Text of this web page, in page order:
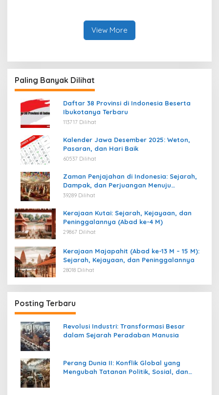
View More
Paling Banyak Dilihat
Daftar 38 Provinsi di Indonesia Beserta
Ibukotanya Terbaru
113717 Dilihat
Kalender Jawa Desember 2025: Weton,
Pasaran, dan Hari Baik
60537 Dilihat
Zaman Penjajahan di Indonesia: Sejarah,
Dampak, dan Perjuangan Menuju
Kemerdekaan
39289 Dilihat
Kerajaan Kutai: Sejarah, Kejayaan, dan
Peninggalannya (Abad ke-4 M)
29867 Dilihat
Kerajaan Majapahit (Abad ke-13 M – 15 M):
Sejarah, Kejayaan, dan Peninggalannya
28018 Dilihat
Posting Terbaru
Revolusi Industri: Transformasi Besar
dalam Sejarah Peradaban Manusia
Perang Dunia II: Konflik Global yang
Mengubah Tatanan Politik, Sosial, dan